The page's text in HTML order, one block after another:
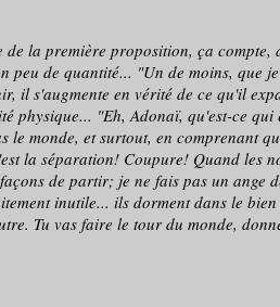
la première proposition, ça
de quantité... "Un de moins, que
s'augmente en vérité de ce qu'il
"Eh, Adonaï, qu'est-ce
monde, et surtout, en comprenant
la séparation! Coupure! Quand les
de partir; je ne fais pas un ange
inutile... ils dorment dans le
Tu vas faire le tour du monde,